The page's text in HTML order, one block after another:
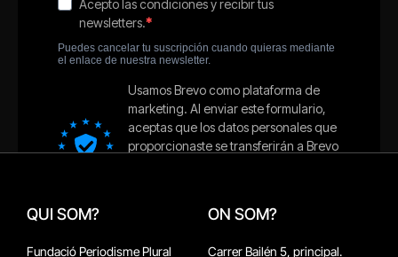
QUI SOM?
Fundació Periodisme Plural
ON SOM?
Carrer Bailén 5, principal.